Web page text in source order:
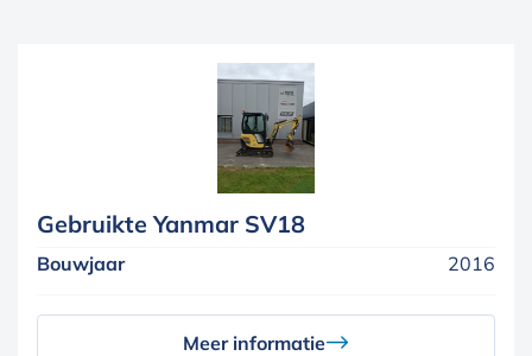
Gebruikte Yanmar SV18
Bouwjaar 2016
Meer informatie